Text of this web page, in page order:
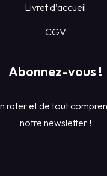
Livret d’accueil
CGV
Abonnez-vous !
rater et de tout
notre newsletter !